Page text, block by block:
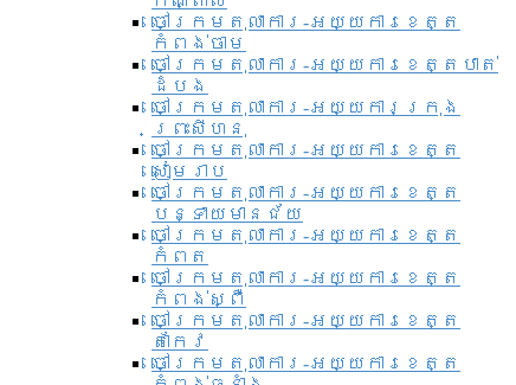
ចៅក្រមតុលាការ-អយ្យការខេត្ត
កំពង់ចាម
ចៅក្រមតុលាការ-អយ្យការខេត្តបាត់
ដំបង
ចៅក្រមតុលាការ-អយ្យការ​ក្រុង
ព្រះសីហនុ
ចៅក្រមតុលាការ-អយ្យការខេត្ត
សៀមរាប
ចៅក្រមតុលាការ-អយ្យការខេត្ត
បន្ទាយមានជ័យ
ចៅក្រមតុលាការ-អយ្យការខេត្ត
កំពត
ចៅក្រមតុលាការ-អយ្យការខេត្ត
កំពង់ស្ពឺ
ចៅក្រមតុលាការ-អយ្យការខេត្ត
តាកែវ
ចៅក្រមតុលាការ-អយ្យការខេត្ត